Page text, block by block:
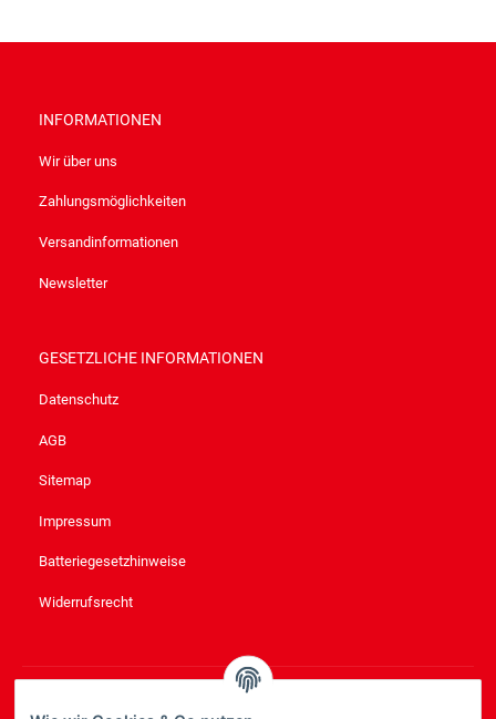
INFORMATIONEN
Wir über uns
Zahlungsmöglichkeiten
Versandinformationen
Newsletter
GESETZLICHE INFORMATIONEN
Datenschutz
AGB
Sitemap
Impressum
Batteriegesetzhinweise
Widerrufsrecht